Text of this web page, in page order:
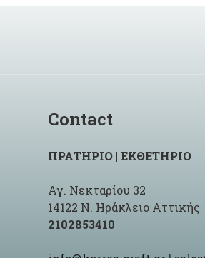
Contact
ΠΡΑΤΗΡΙΟ | ΕΚΘΕΤΗΡΙΟ
Αγ. Νεκταρίου 32
14122 Ν. Ηράκλειο Αττικής
2102853410